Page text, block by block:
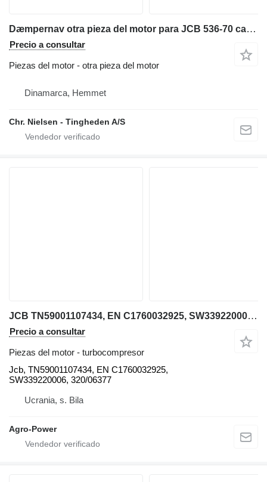
Dæmpernav otra pieza del motor para JCB 536-70 cargadora telescópica
Precio a consultar
Piezas del motor - otra pieza del motor
Dinamarca, Hemmet
Chr. Nielsen - Tingheden A/S
JCB TN59001107434, EN C1760032925, SW339220006, 320/06377 Jcb turbocompresor para cargadora telescópica
Precio a consultar
Piezas del motor - turbocompresor
Jcb, TN59001107434, EN C1760032925,
SW339220006, 320/06377
Ucrania, s. Bila
Agro-Power